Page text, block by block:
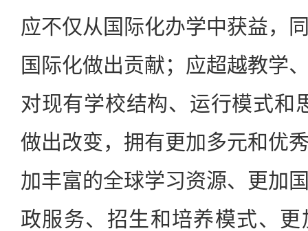
应不仅从国际化办学中获益，
国际化做出贡献；应超越教学
对现有学校结构、运行模式和
做出改变，拥有更加多元和优
加丰富的全球学习资源、更加
政服务、招生和培养模式、